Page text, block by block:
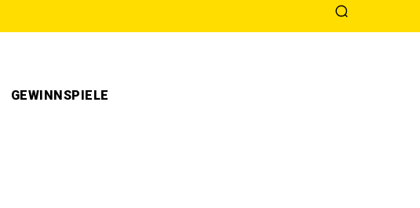
GEWINNSPIELE